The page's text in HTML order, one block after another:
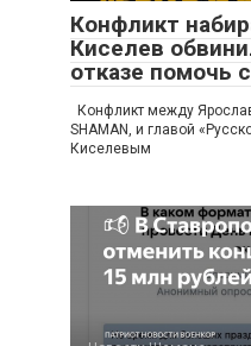
Конфликт
Киселев
отказе помочь
Конфликт между
SHAMAN, и главой
Киселевым